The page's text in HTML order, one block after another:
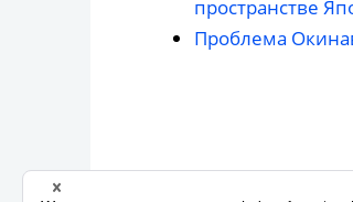
пространстве
Проблема